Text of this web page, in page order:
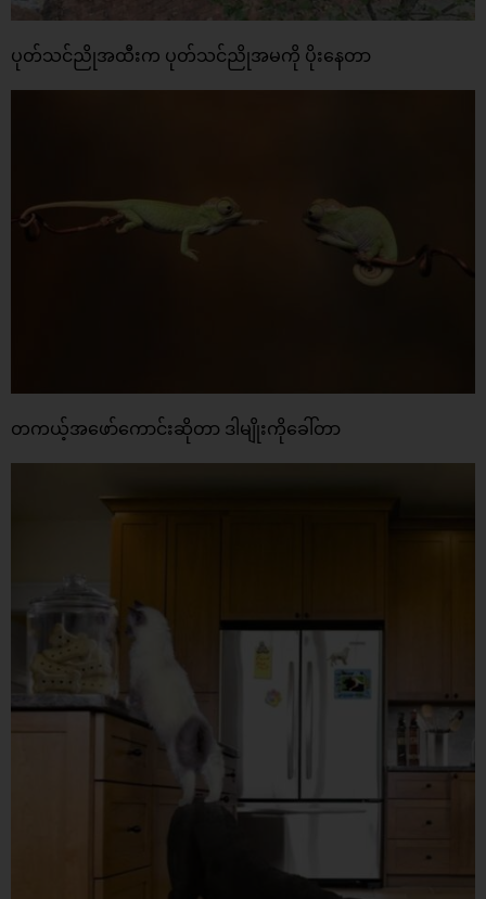
ပုတ်သင်ညိုအထီးက ပုတ်သင်ညိုအမကို ပိုးနေတာ
တကယ့်အဖော်ကောင်းဆိုတာ ဒါမျိုးကိုခေါ်တာ